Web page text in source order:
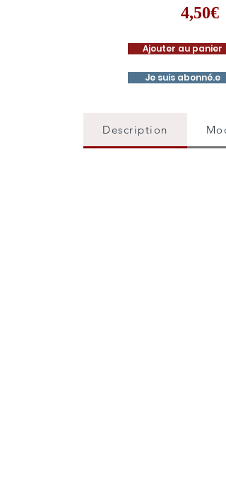
4,50€
Ajouter au panier
Je suis abonné.e
Description